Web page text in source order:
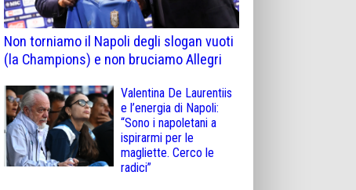
Non torniamo il Napoli degli slogan vuoti
(la Champions) e non bruciamo Allegri
Valentina De Laurentiis
e l’energia di Napoli:
“Sono i napoletani a
ispirarmi per le
magliette. Cerco le
radici”